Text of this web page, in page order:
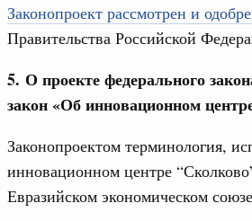
Законопроект рассмотрен и
Правительства Российской
5. О проекте федерального
закон «Об инновационном
Законопроектом терминология,
инновационном центре
Евразийском экономическом
9 июля, четверг
Правительства
Мишустин совершит
область для участия в